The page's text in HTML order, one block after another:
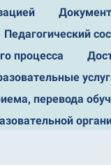
Педагогический
процесса
перевода